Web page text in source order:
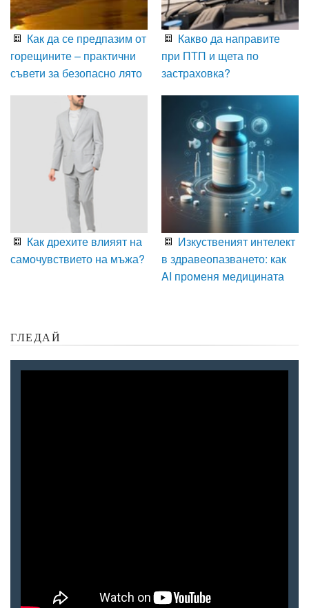
Как да се предпазим от
горещините – практични
съвети за безопасно лято
Какво да направите
при ПТП и щета по
застраховка?
Как дрехите влияят на
самочувствието на мъжа?
Изкуственият интелект
в здравеопазването: как
AI променя медицината
ГЛЕДАЙ